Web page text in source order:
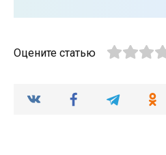
Оцените статью